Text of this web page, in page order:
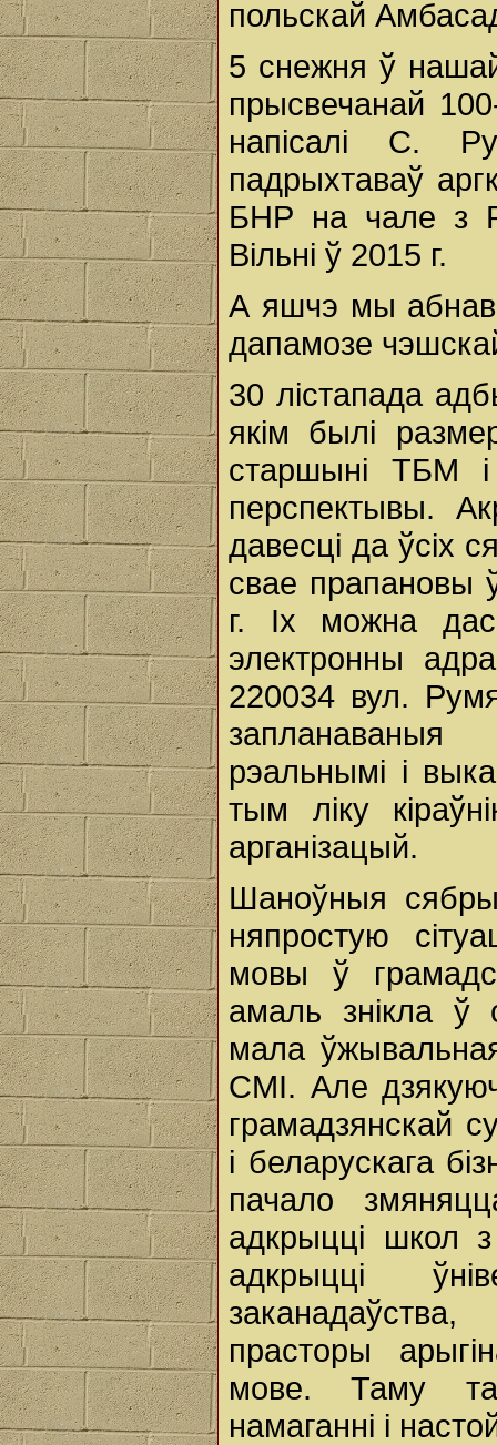
польскай
5 снежня ў
прысвечанай
напісалі С.
падрыхтаваў
БНР на чале з
Вільні ў 2015 г.
А яшчэ мы
дапамозе
30 лістапада
якім былі
старшыні ТБМ і
перспектывы.
давесці да ўсіх
свае прапановы
г. Іх можна
электронны
220034 вул.
рэальнымі і
тым ліку
арганізацый.
Шаноўныя
няпростую
мовы ў
амаль знікла ў
мала
СМІ. Але
грамадзянскай
і беларускага
пачало
адкрыцці школ
адкрыцці
прасторы
мове. Таму
намаганні і